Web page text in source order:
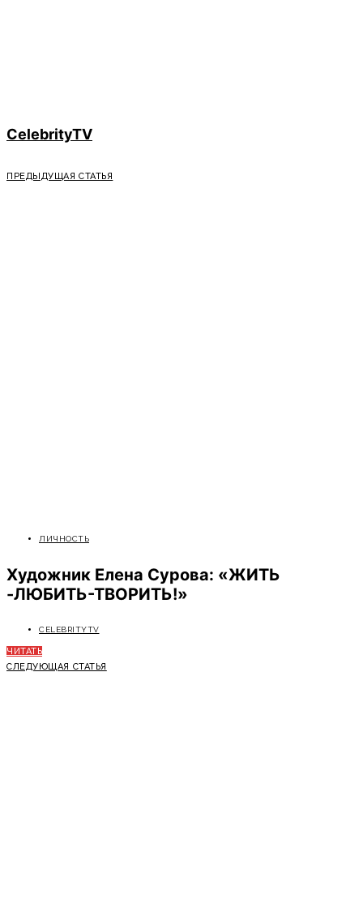
CelebrityTV
ПРЕДЫДУЩАЯ СТАТЬЯ
ЛИЧНОСТЬ
Художник Елена Сурова: «ЖИТЬ
-ЛЮБИТЬ-ТВОРИТЬ!»
CELEBRITYTV
ЧИТАТЬ
СЛЕДУЮЩАЯ СТАТЬЯ